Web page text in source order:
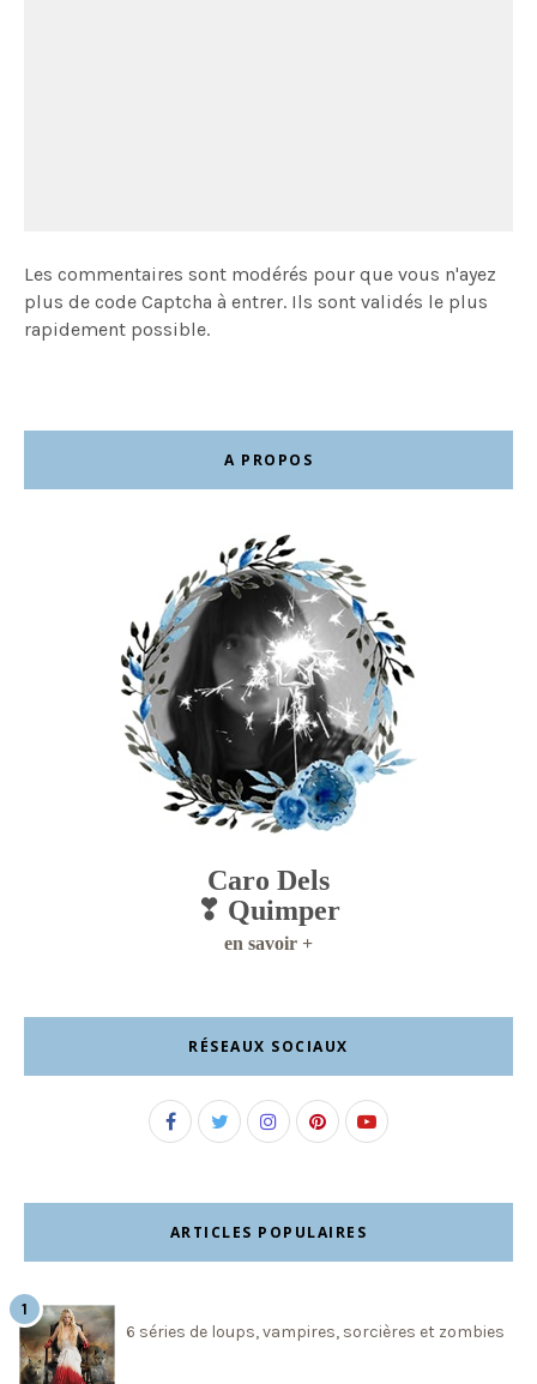
Les commentaires sont modérés pour que vous n'ayez
plus de code Captcha à entrer. Ils sont validés le plus
rapidement possible.
A PROPOS
Caro Dels
❣ Quimper
en savoir +
RÉSEAUX SOCIAUX
ARTICLES POPULAIRES
6 séries de loups, vampires, sorcières et zombies